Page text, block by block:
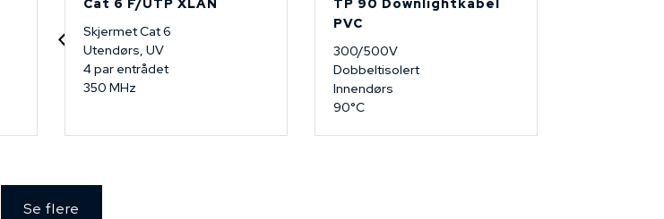
Cat 6 F/UTP XLAN
Skjermet Cat 6
Utendørs, UV
4 par entrådet
350 MHz
TP 90 Downlightkabel
PVC
300/500V
Dobbeltisolert
Innendørs
90°C
Se flere